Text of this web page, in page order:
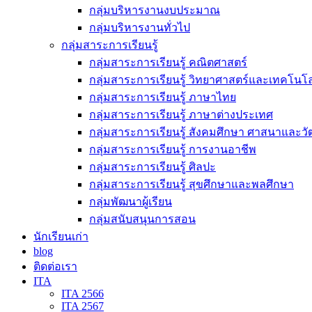
กลุ่มบริหารงานงบประมาณ
กลุ่มบริหารงานทั่วไป
กลุ่มสาระการเรียนรู้
กลุ่มสาระการเรียนรู้ คณิตศาสตร์
กลุ่มสาระการเรียนรู้ วิทยาศาสตร์และเทคโนโ
กลุ่มสาระการเรียนรู้ ภาษาไทย
กลุ่มสาระการเรียนรู้ ภาษาต่างประเทศ
กลุ่มสาระการเรียนรู้ สังคมศึกษา ศาสนาและ
กลุ่มสาระการเรียนรู้ การงานอาชีพ
กลุ่มสาระการเรียนรู้ ศิลปะ
กลุ่มสาระการเรียนรู้ สุขศึกษาและพลศึกษา
กลุ่มพัฒนาผู้เรียน
กลุ่มสนับสนุนการสอน
นักเรียนเก่า
blog
ติดต่อเรา
ITA
ITA 2566
ITA 2567